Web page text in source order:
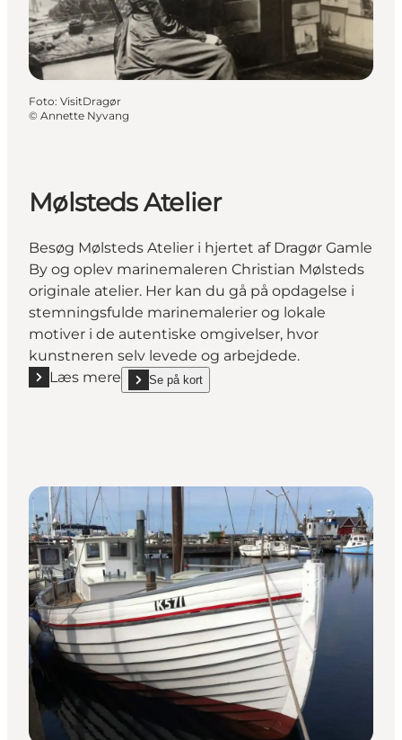
Foto: VisitDragør
© Annette Nyvang
Mølsteds Atelier
Besøg Mølsteds Atelier i hjertet af Dragør Gamle
By og oplev marinemaleren Christian Mølsteds
originale atelier. Her kan du gå på opdagelse i
stemningsfulde marinemalerier og lokale
motiver i de autentiske omgivelser, hvor
kunstneren selv levede og arbejdede.
Læs mere
Læs mere "Mølsteds Atelier"
Se på kort
show Mølsteds Atelier on_map